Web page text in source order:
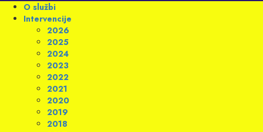
Primary
Menu
O službi
Intervencije
2026
2025
2024
2023
2022
2021
2020
2019
2018